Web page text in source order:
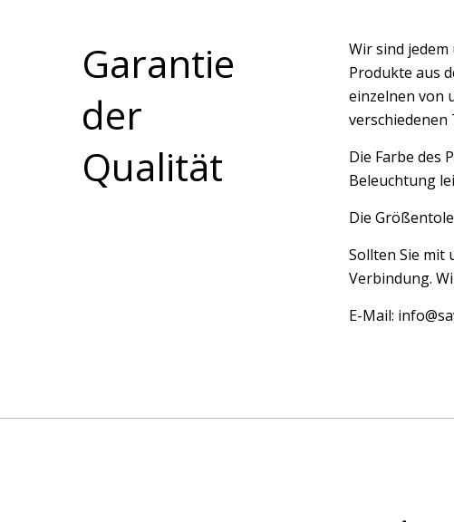
Garantie
der
Qualität
Wir sind
Produkte aus
einzelnen von
Die Farbe des
Beleuchtung
Die
Sollten Sie mit
Verbindung.
E-Mail: